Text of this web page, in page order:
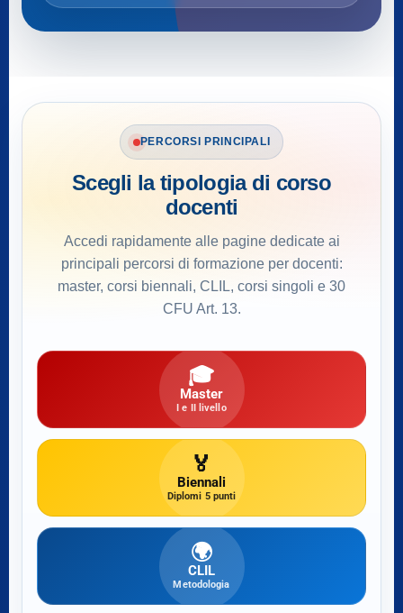
PERCORSI PRINCIPALI
Scegli la tipologia di corso
docenti
Accedi rapidamente alle pagine dedicate ai
principali percorsi di formazione per docenti:
master, corsi biennali, CLIL, corsi singoli e 30
CFU Art. 13.
🎓
Master
I e II livello
🏅
Biennali
Diplomi 5 punti
🌍
CLIL
Metodologia